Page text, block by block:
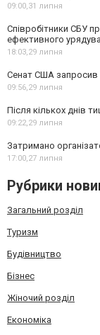
09:00, 31 липня
Співробітники СБУ
ефективного
18:03, 29 липня
Сенат США запросив
09:56, 29 липня
Після кількох днів
09:22, 29 липня
Затримано
17:00, 27 липня
Рубрики
Загальний розділ
Туризм
Будівництво
Бізнес
Жіночий розділ
Економіка